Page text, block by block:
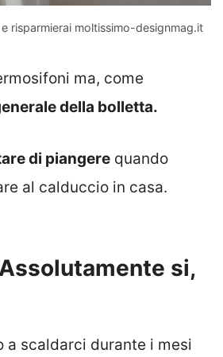
risparmierai moltissimo-designmag.it
ma, come
della bolletta.
di piangere quando
al calduccio in casa.
si,
a scaldarci durante i mesi